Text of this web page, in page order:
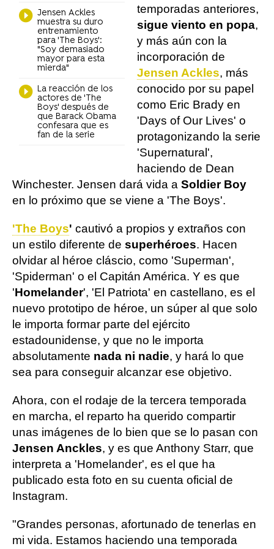
Jensen Ackles
muestra su duro
entrenamiento
para 'The Boys':
"Soy demasiado
mayor para esta
mierda"
La reacción de los
actores de 'The
Boys' después de
que Barack Obama
confesara que es
fan de la serie
temporadas anteriores,
sigue viento en popa,
y más aún con la
incorporación de
Jensen Ackles, más
conocido por su papel
como Eric Brady en
'Days of Our Lives' o
protagonizando la serie
'Supernatural',
haciendo de Dean
Winchester. Jensen dará vida a Soldier Boy
en lo próximo que se viene a 'The Boys'.
'The Boys' cautivó a propios y extraños con
un estilo diferente de superhéroes. Hacen
olvidar al héroe cláscio, como 'Superman',
'Spiderman' o el Capitán América. Y es que
'Homelander', 'El Patriota' en castellano, es el
nuevo prototipo de héroe, un súper al que solo
le importa formar parte del ejército
estadounidense, y que no le importa
absolutamente nada ni nadie, y hará lo que
sea para conseguir alcanzar ese objetivo.
Ahora, con el rodaje de la tercera temporada
en marcha, el reparto ha querido compartir
unas imágenes de lo bien que se lo pasan con
Jensen Anckles, y es que Anthony Starr, que
interpreta a 'Homelander', es el que ha
publicado esta foto en su cuenta oficial de
Instagram.
"Grandes personas, afortunado de tenerlas en
mi vida. Estamos haciendo una temporada